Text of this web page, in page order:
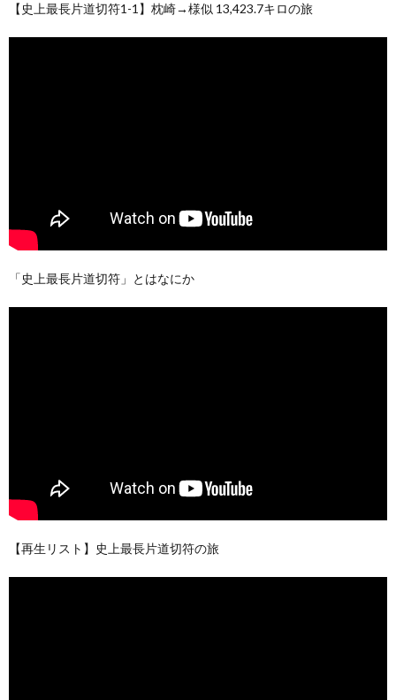
【史上最長片道切符1-1】枕崎→様似 13,423.7キロの旅
「史上最長片道切符」とはなにか
【再生リスト】史上最長片道切符の旅